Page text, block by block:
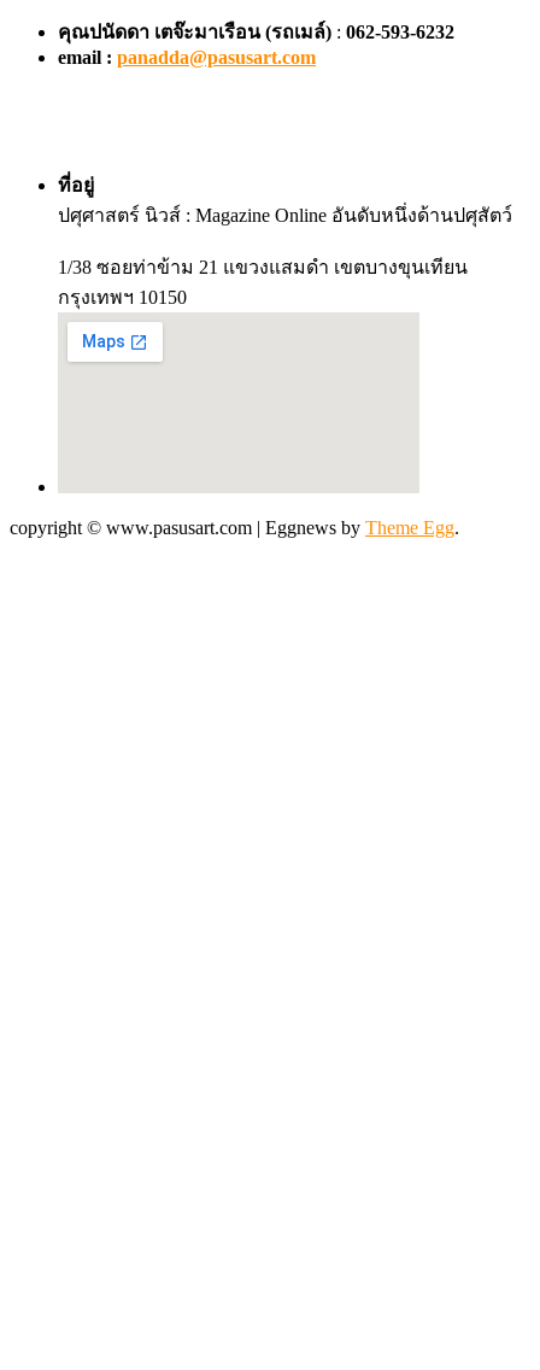
คุณปนัดดา เตจ๊ะมาเรือน (รถเมล์) : 062-593-6232
email : panadda@pasusart.com
ที่อยู่
ปศุศาสตร์ นิวส์ : Magazine Online อันดับหนึ่งด้านปศุสัตว์
1/38 ซอยท่าข้าม 21 แขวงแสมดำ เขตบางขุนเทียน
กรุงเทพฯ 10150
copyright © www.pasusart.com | Eggnews by Theme Egg.